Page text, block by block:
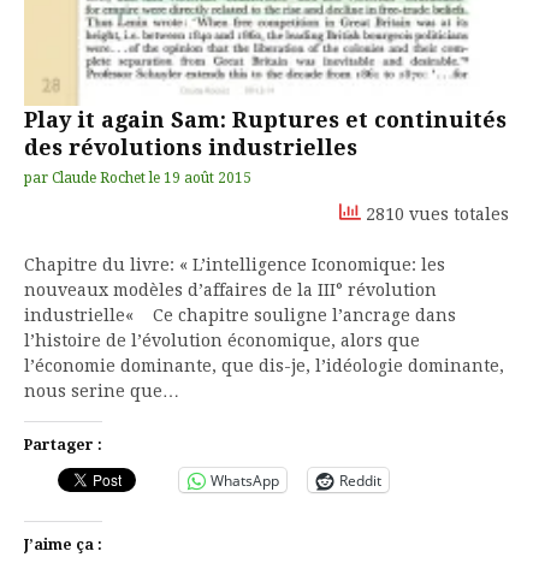
Play it again Sam: Ruptures et continuités
des révolutions industrielles
par Claude Rochet le 19 août 2015
2810 vues totales
Chapitre du livre: « L’intelligence Iconomique: les
nouveaux modèles d’affaires de la III° révolution
industrielle« Ce chapitre souligne l’ancrage dans
l’histoire de l’évolution économique, alors que
l’économie dominante, que dis-je, l’idéologie dominante,
nous serine que…
Partager :
WhatsApp Reddit
J’aime ça :